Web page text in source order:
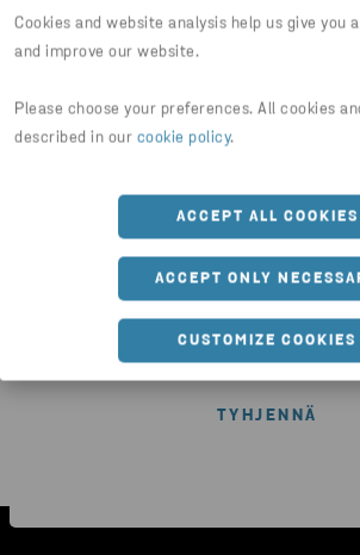
Cookies and website analysis help us give you
and improve our website.
Please choose your preferences. All cookies
described in our cookie policy.
ACCEPT ALL COOKIES
ACCEPT ONLY
CUSTOMIZE COOKIES
Rekisteröitymällä Stena Metall Groupin
henkilötietojen käsittelyyn-sivulla
Hyväksyn yllä mainitut ehdot
En ole robotti